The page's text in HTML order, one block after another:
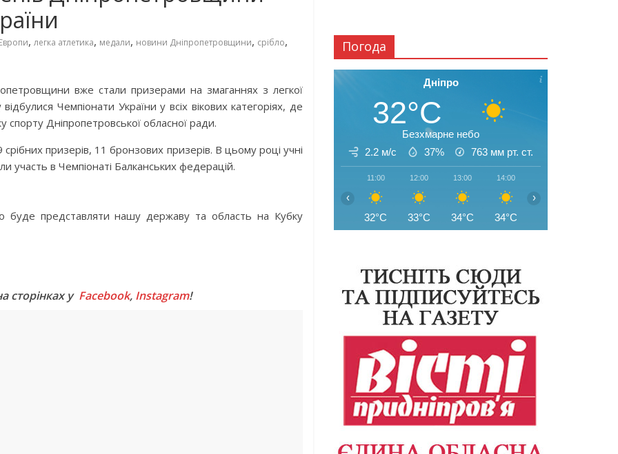
, легка атлетика, медали, новини Дніпропетровщини, срібло,
вже стали призерами на змаганнях з легкої
Чемпіонати України у всіх вікових категоріях, де
спорту Дніпропетровської обласної ради.
призерів, 11 бронзових призерів. В цьому році учні
участь в Чемпіонаті Балканських федерацій.
буде представляти нашу державу та область на Кубку
сторінках у Facebook, Instagram!
Погода
Дніпро
32°C
Безхмарне небо
2.2 м/с
37% 763 мм рт. ст.
11:00
32°C
12:00
33°C
13:00
34°C
14:00
34°C
‹ ›